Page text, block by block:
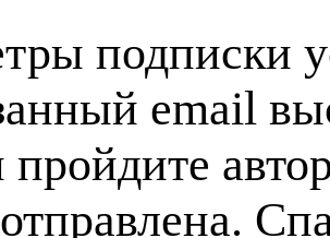
подписки
email
пройдите